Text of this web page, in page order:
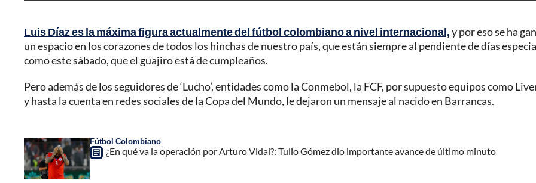
Luis Díaz es la máxima figura actualmente del fútbol colombiano a nivel internacional,y por eso se ha
un espacio en los corazones de todos los hinchas de nuestro país, que están siempre al pendiente de días
como este sábado, que el guajiro está de cumpleaños.
Pero además de los seguidores de ‘Lucho’, entidades como la Conmebol, la FCF, por supuesto equipos como
y hasta la cuenta en redes sociales de la Copa del Mundo, le dejaron un mensaje al nacido en Barrancas.
Fútbol Colombiano
¿En qué va la operación por Arturo Vidal?: Tulio Gómez dio importante avance de último minuto